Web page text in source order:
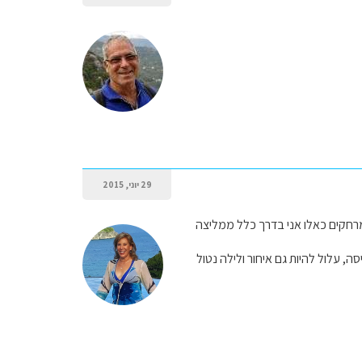
29 יוני, 2015
(או גוגל מפ...), שזה בערך 6 שעות בשטח, ובמרחקים כאלו אני בדרך כלל ממליצה
עלול להיות גם איחור ולילה נטול